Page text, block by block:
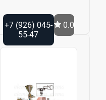
+7 (926) 045-
55-47
0.0